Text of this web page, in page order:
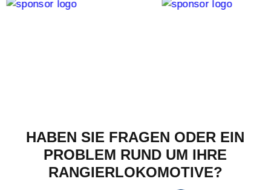
HABEN SIE FRAGEN ODER EIN
PROBLEM RUND UM IHRE
RANGIERLOKOMOTIVE?